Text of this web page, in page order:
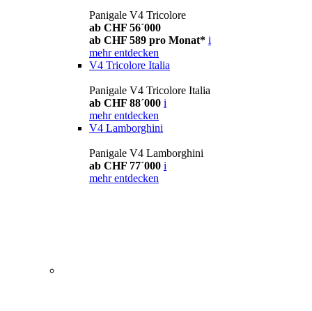
Panigale V4 Tricolore
ab CHF 56´000
ab CHF 589 pro Monat* i
mehr entdecken
V4 Tricolore Italia
Panigale V4 Tricolore Italia
ab CHF 88´000 i
mehr entdecken
V4 Lamborghini
Panigale V4 Lamborghini
ab CHF 77´000 i
mehr entdecken